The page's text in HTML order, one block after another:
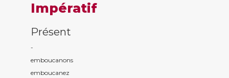
Impératif
Présent
-
emboucanons
emboucanez